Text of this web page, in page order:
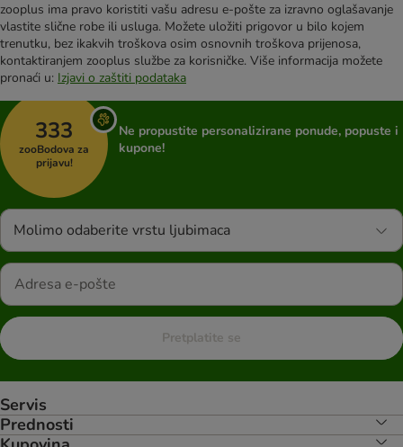
zooplus ima pravo koristiti vašu adresu e-pošte za izravno oglašavanje
vlastite slične robe ili usluga. Možete uložiti prigovor u bilo kojem
trenutku, bez ikakvih troškova osim osnovnih troškova prijenosa,
kontaktiranjem zooplus službe za korisničke. Više informacija možete
pronaći u: Izjavi o zaštiti podataka
333
zooBodova za
prijavu!
Ne propustite personalizirane ponude, popuste i
kupone!
Molimo odaberite vrstu ljubimaca
Pretplatite se
Servis
Prednosti